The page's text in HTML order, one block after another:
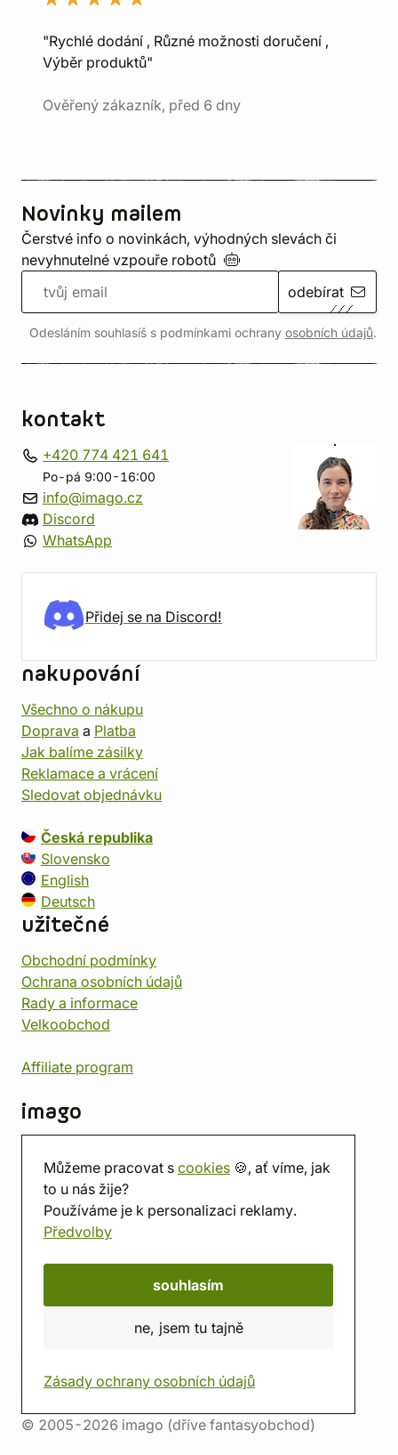
Můžeme pracovat s cookies 🍪, ať víme, jak
to u nás žije?
Používáme je k personalizaci reklamy.
Předvolby
souhlasím
ne, jsem tu tajně
Zásady ochrany osobních údajů
"Rychlé dodání , Různé možnosti doručení ,
Výběr produktů"
Ověřený zákazník, před 6 dny
Novinky mailem
Čerstvé info o novinkách, výhodných slevách či
nevyhnutelné vzpouře robotů
odebírat
Odesláním souhlasíš s podmínkami ochrany osobních údajů.
kontakt
+420 774 421 641
Po-pá 9:00-16:00
info@imago.cz
Discord
WhatsApp
Přidej se na Discord!
nakupování
Všechno o nákupu
Doprava a Platba
Jak balíme zásilky
Reklamace a vrácení
Sledovat objednávku
Česká republika
Slovensko
English
Deutsch
užitečné
Obchodní podmínky
Ochrana osobních údajů
Rady a informace
Velkoobchod
Affiliate program
imago
Prodejna
Herna
O nás
Hodnocení obchodu
© 2005-2026 imago (dříve fantasyobchod)